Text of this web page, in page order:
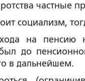
частные
социализм,
на пенсию
до
в дальнейшем.